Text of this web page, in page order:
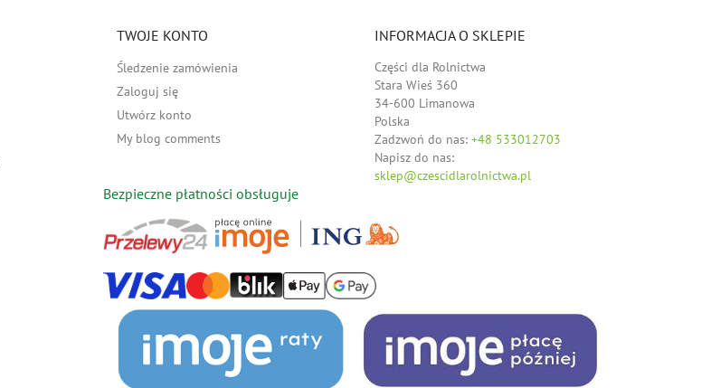
TWOJE KONTO
Śledzenie zamówienia
Zaloguj się
Utwórz konto
My blog comments
INFORMACJA O SKLEPIE
Części dla Rolnictwa
Stara Wieś 360
34-600 Limanowa
Polska
Zadzwoń do nas: +48 533012703
Napisz do nas:
sklep@czescidlarolnictwa.pl
Bezpieczne płatności obsługuje